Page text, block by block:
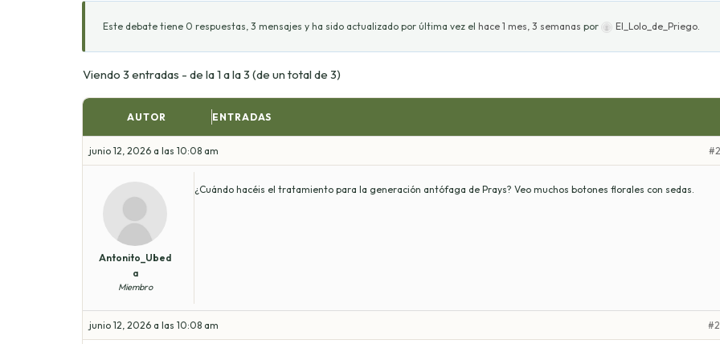
Este debate tiene 0 respuestas, 3 mensajes y ha sido actualizado por última vez el hace 1 mes, 3 semanas por El_Lolo_de_Priego.
Viendo 3 entradas - de la 1 a la 3 (de un total de 3)
AUTOR ENTRADAS
junio 12, 2026 a las 10:08 am
Antonito_Ubed
a
Miembro
¿Cuándo hacéis el tratamiento para la generación antófaga de Prays? Veo muchos botones florales con sedas.
junio 12, 2026 a las 10:08 am